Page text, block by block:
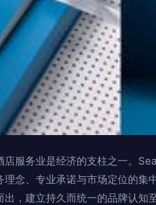
服务业是经济的支柱之一。
念、专业承诺与市场定位的
，建立持久而统一的品牌认知至